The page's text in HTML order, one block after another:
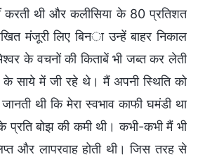
करती थी और कलीसिया के 80 प्रतिशत
मंजूरी लिए बिना उन्हें बाहर निकाल
के वचनों की किताबें भी जब्त कर लेती
साये में जी रहे थे। मैं अपनी स्थिति को
थी कि मेरा स्वभाव काफी घमंडी था
बोझ की कमी थी। कभी-कभी मैं भी
और लापरवाह होती थी। जिस तरह से